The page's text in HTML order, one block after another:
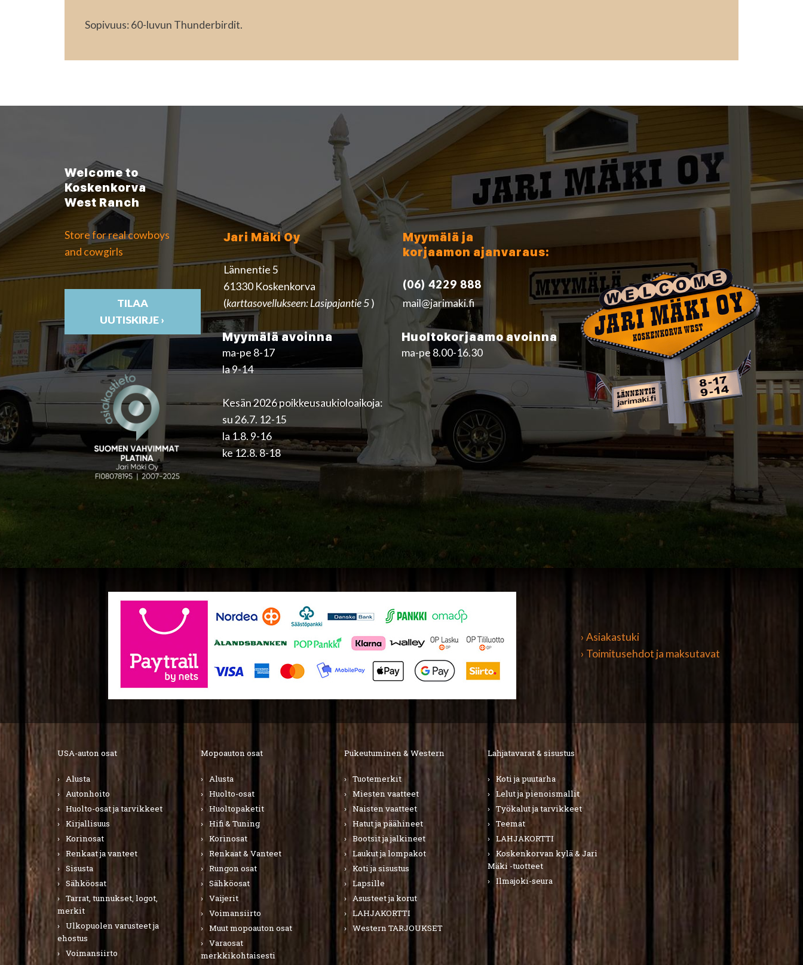
Sopivuus: 60-luvun Thunderbirdit.
Welcome to
Koskenkorva
West Ranch
Store for real cowboys
and cowgirls
TILAA
UUTISKIRJE ›
Jari Mäki Oy
Lännentie 5
61330 Koskenkorva
(karttasovellukseen: Lasipajantie 5)
Myymälä ja
korjaamon ajanvaraus:
(06) 4229 888
mail@jarimaki.fi
Myymälä avoinna
ma-pe 8-17
la 9-14
Kesän 2026 poikkeusaukioloaikoja:
su 26.7. 12-15
la 1.8. 9-16
ke 12.8. 8-18
Huoltokorjaamo avoinna
ma-pe 8.00-16.30
› Asiakastuki
› Toimitusehdot ja maksutavat
USA-auton osat
Alusta
Autonhoito
Huolto-osat ja tarvikkeet
Kirjallisuus
Korinosat
Renkaat ja vanteet
Sisusta
Sähköosat
Tarrat, tunnukset, logot,
merkit
Ulkopuolen varusteet ja
ehostus
Voimansiirto
Mopoauton osat
Alusta
Huolto-osat
Huoltopaketit
Hifi & Tuning
Korinosat
Renkaat & Vanteet
Rungon osat
Sähköosat
Vaijerit
Voimansiirto
Muut mopoauton osat
Varaosat
merkkikohtaisesti
Pukeutuminen & Western
Tuotemerkit
Miesten vaatteet
Naisten vaatteet
Hatut ja päähineet
Bootsit ja jalkineet
Laukut ja lompakot
Koti ja sisustus
Lapsille
Asusteet ja korut
LAHJAKORTTI
Western TARJOUKSET
Lahjatavarat & sisustus
Koti ja puutarha
Lelut ja pienoismallit
Työkalut ja tarvikkeet
Teemat
LAHJAKORTTI
Koskenkorvan kylä & Jari
Mäki -tuotteet
Ilmajoki-seura